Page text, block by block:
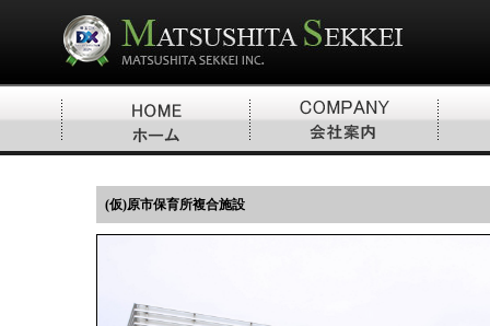
(仮)原市保育所複合施設